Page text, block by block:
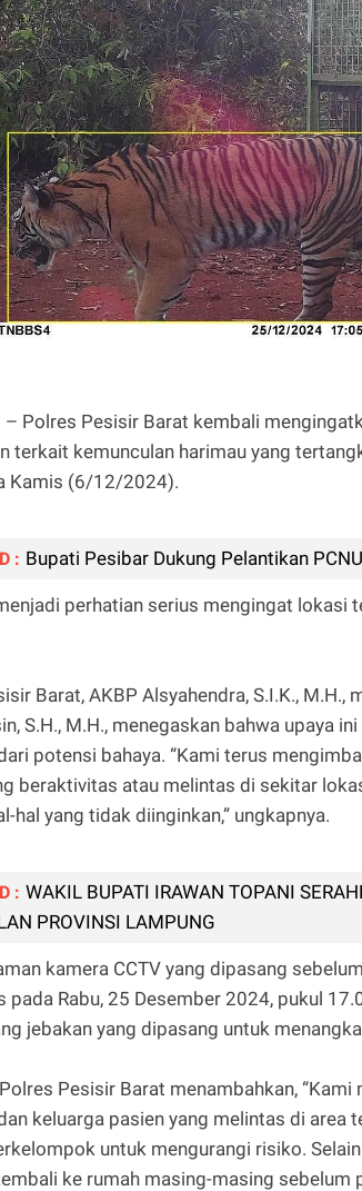
– Polres Pesisir Barat kembali
terkait kemunculan harimau yang
Kamis (6/12/2024).
: Bupati Pesibar Dukung Pelantikan
perhatian serius mengingat lokasi
Barat, AKBP Alsyahendra, S.I.K., M.H.,
S.H., M.H., menegaskan bahwa upaya
potensi bahaya. “Kami terus
beraktivitas atau melintas di sekitar
hal yang tidak diinginkan,” ungkapnya.
: WAKIL BUPATI IRAWAN TOPANI
PROVINSI LAMPUNG
kamera CCTV yang dipasang
pada Rabu, 25 Desember 2024, pukul
jebakan yang dipasang untuk
Pesisir Barat menambahkan,
keluarga pasien yang melintas di area
untuk mengurangi risiko.
ke rumah masing-masing sebelum